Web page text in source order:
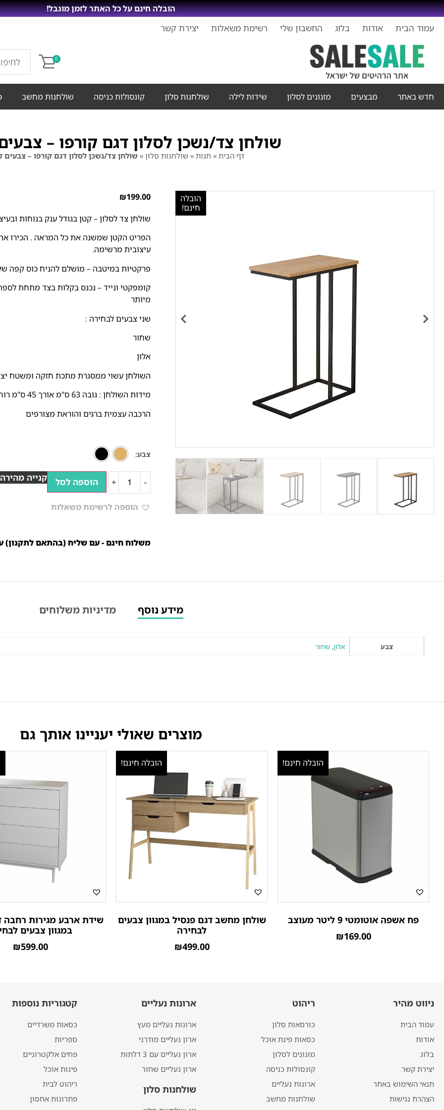
הובלה חינם על כל האתר לזמן מוגבל!
עמוד הבית אודות בלוג החשבון שלי רשימת משאלות יצירת קשר
0
חדש באתר מבצעים מזנונים לסלון שידות לילה שולחנות סלון קונסולות כניסה שולחנות מחשב
שולחן צד/נשכן לסלון דגם קורפו –
דף הבית » חנות » שולחנות סלון » שולחן צד/נשכן לסלון דגם קורפו – צבעים
הובלה
חינם!
₪199.00
שולחן צד לסלון – קטן בגודל ענק בנוחות
הפריט הקטן שמשנה את כל המראה . הכירו את
עיצובית מרשימה.
פרקטיות במיטבה – מושלם להניח כוס קפה
קומפקטי ונייד – נכנס בקלות בצד מתחת
מיותר
שני צבעים לבחירה :
שחור
אלון
השולחן עשוי ממסגרת מתכת חזקה ומשטח
מידות השולחן : גובה 63 ס"מ אורך 45 ס"מ רוחב 25 ס"מ
הרכבה עצמית ברגים והוראת מצורפים
צבע
-
+ הוספה לסל קנייה מהירה
הוספה לרשימת משאלות
משלוח חינם - עם שליח (בהתאם לתקנון) עד 10 ימי
מידע נוסף מדיניות משלוחים
צבע אלון, שחור
מוצרים שאולי יעניינו אותך גם
הובלה חינם!
פח אשפה אוטומטי 9 ליטר מעוצב
₪169.00
הובלה חינם!
שולחן מחשב דגם פנסיל במגוון צבעים
לבחירה
₪499.00
שידת ארבע מגירות רחבה
במגוון צבעים
₪599.00
ניווט מהיר
עמוד הבית
אודות
בלוג
יצירת קשר
תנאי השימוש באתר
הצהרת נגישות
ריהוט
כורסאות סלון
כסאות פינת אוכל
מזנונים לסלון
קונסולות כניסה
ארונות נעליים
שולחנות מחשב
ארונות נעליים
ארונות נעליים מעץ
ארון נעליים מודרני
ארון נעליים עם 3 דלתות
ארון נעליים שחור
שולחנות סלון
קטגוריות נוספות
כסאות משרדיים
ספריות
פחים אלקטרוניים
פינות אוכל
ריהוט לבית
פתרונות אחסון